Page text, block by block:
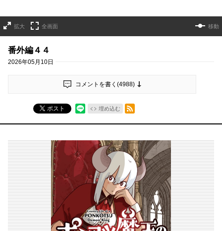
拡大 全画面 移動
番外編４４
2026年05月10日
コメントを書く(4988)
ポスト 埋め込む
RSSフィード